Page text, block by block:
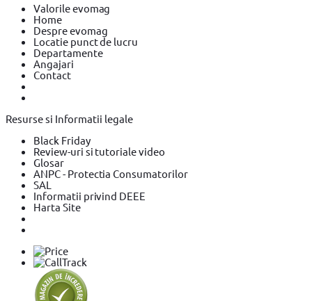
Valorile evomag
Home
Despre evomag
Locatie punct de lucru
Departamente
Angajari
Contact
Resurse si Informatii legale
Black Friday
Review-uri si tutoriale video
Glosar
ANPC - Protectia Consumatorilor
SAL
Informatii privind DEEE
Harta Site